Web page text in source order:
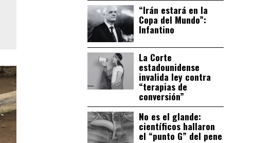
“Irán estará en la
Copa del Mundo”:
Infantino
La Corte
estadounidense
invalida ley contra
“terapias de
conversión”
No es el glande:
científicos hallaron
el “punto G” del pene